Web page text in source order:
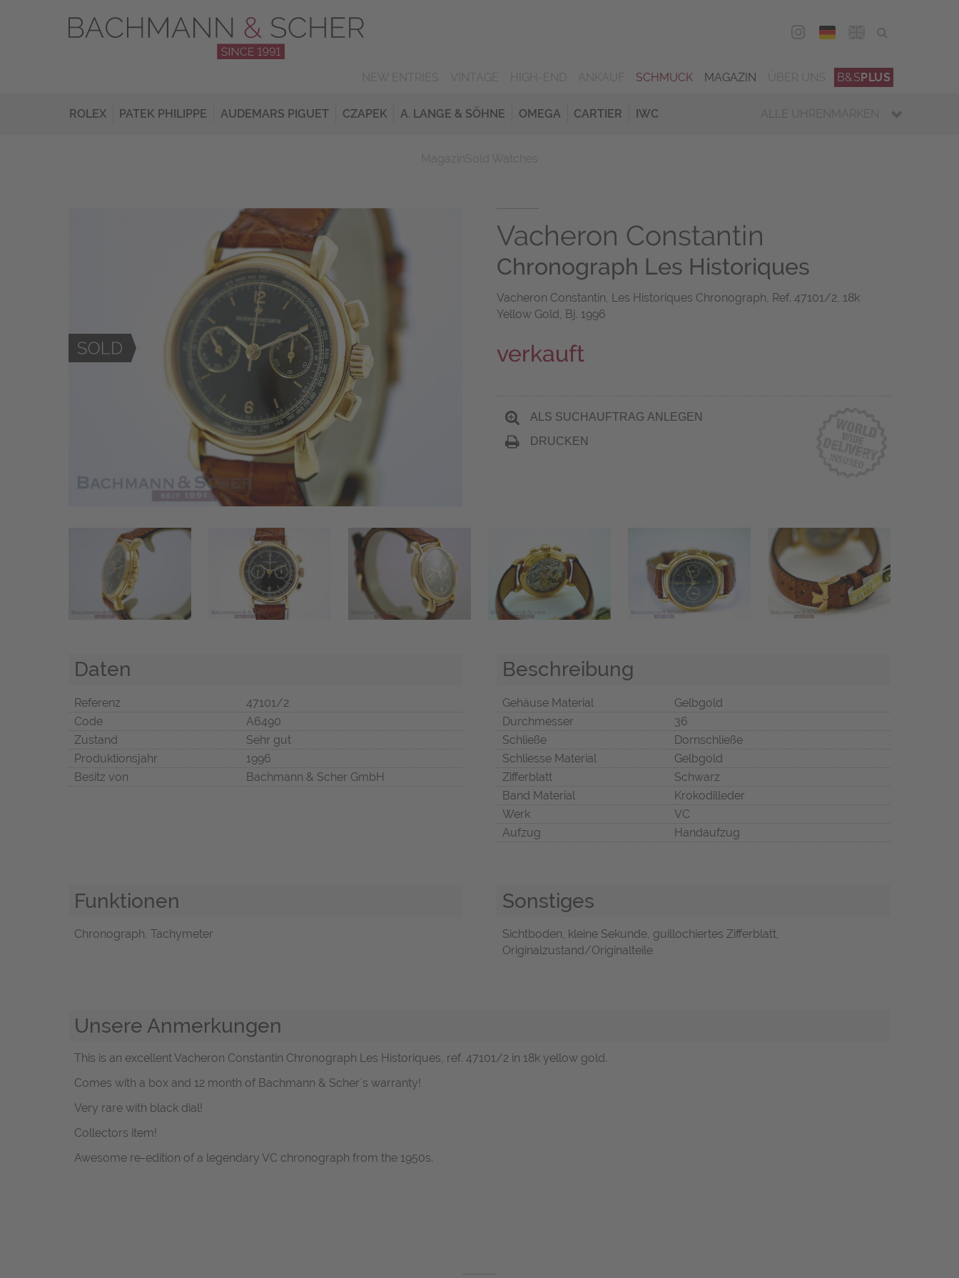
DEU
SCHMUCK MAGAZIN B&SPLUS
ROLEX PATEK PHILIPPE AUDEMARS PIGUET CZAPEK A. LANGE & SÖHNE OMEGA CARTIER IWC ALLE UHRENMARKEN
Vacheron Constantin
Chronograph Les Historiques
Vacheron Constantin, Les Historiques Chronograph, Ref. 47101/2, 18k
Yellow Gold, Bj. 1996
verkauft
ALS SUCHAUFTRAG ANLEGEN
DRUCKEN
Daten
Referenz
47101/2
Code
A6490
Zustand
Sehr gut
Produktionsjahr
1996
Besitz von
Bachmann & Scher GmbH
Beschreibung
Gehäuse Material
Gelbgold
Durchmesser
36
Schließe
Dornschließe
Schliesse Material
Gelbgold
Zifferblatt
Schwarz
Band Material
Krokodilleder
Werk
VC
Aufzug
Handaufzug
Funktionen
Chronograph, Tachymeter
Sonstiges
Sichtboden, kleine Sekunde, guillochiertes Zifferblatt,
Originalzustand/Originalteile
Unsere Anmerkungen
This is an excellent Vacheron Constantin Chronograph Les Historiques, ref. 47101/2 in 18k yellow gold.
Comes with a box and 12 month of Bachmann & Scher`s warranty!
Very rare with black dial!
Collectors item!
Awesome re-edition of a legendary VC chronograph from the 1950s.